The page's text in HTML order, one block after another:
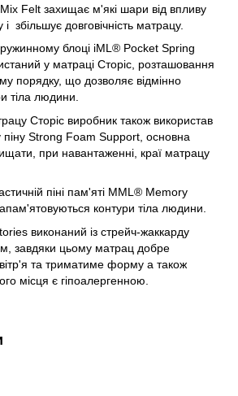
Felt захищає м'які шари від впливу
збільшує довговічність матрацу.
блоці iML® Pocket Spring
у матраці Сторіс, розташовання
порядку, що дозволяє відмінно
тіла людини.
Сторіс виробник також використав
піну Strong Foam Support, основна
при навантаженні, краї матрацу
піні пам'яті MML® Memory
контури тіла людини.
виконаний із стрейч-жаккарду
завдяки цьому матрац добре
та триматиме форму а також
місця є гіпоалергенною.